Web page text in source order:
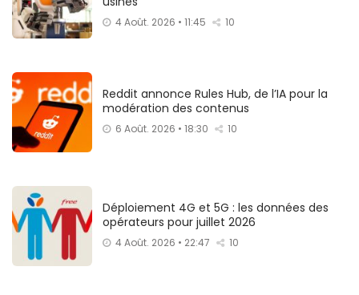
4 Août. 2026 • 11:45 10
Reddit annonce Rules Hub, de l’IA pour la
modération des contenus
6 Août. 2026 • 18:30 10
Déploiement 4G et 5G : les données des
opérateurs pour juillet 2026
4 Août. 2026 • 22:47 10